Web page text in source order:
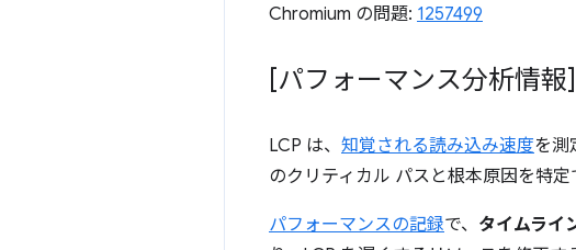
Chromium の問題: 1257499
[パフォーマンス分析情
LCP は、 知覚される読み込み速度を測
のクリティカル パスと根本原因を特定
パフォーマンスの記録で、 タイムライ